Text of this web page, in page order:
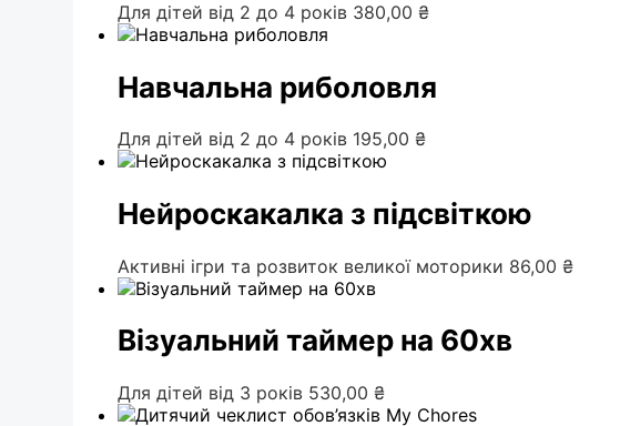
Для дітей від 2 до 4 років 380,00 ₴
Навчальна риболовля
Для дітей від 2 до 4 років 195,00 ₴
Нейроскакалка з підсвіткою
Активні ігри та розвиток великої моторики 86,00 ₴
Візуальний таймер на 60хв
Для дітей від 3 років 530,00 ₴